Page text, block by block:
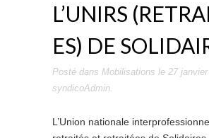
L’UNIRS
ES) DE
Posté dans Mobilisations le 27
syndicoAdmin.
L’Union nationale